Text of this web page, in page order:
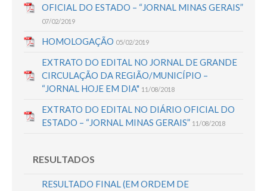
OFICIAL DO ESTADO – “JORNAL MINAS GERAIS”
07/02/2019
HOMOLOGAÇÃO 05/02/2019
EXTRATO DO EDITAL NO JORNAL DE GRANDE
CIRCULAÇÃO DA REGIÃO/MUNICÍPIO –
“JORNAL HOJE EM DIA" 11/08/2018
EXTRATO DO EDITAL NO DIÁRIO OFICIAL DO
ESTADO – “JORNAL MINAS GERAIS” 11/08/2018
RESULTADOS
RESULTADO FINAL (EM ORDEM DE